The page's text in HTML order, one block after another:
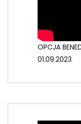
OPCJA
01.09.2023